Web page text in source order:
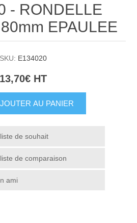
- RONDELLE
EPAULEE
SKU: E134020
13,70€ HT
AU PANIER
de souhait
de comparaison
ami